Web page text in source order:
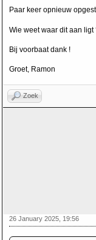
Paar keer opnieuw
Wie weet waar dit aan ligt
Bij voorbaat dank !
Groet, Ramon
Zoek
26 January 2025, 19:56